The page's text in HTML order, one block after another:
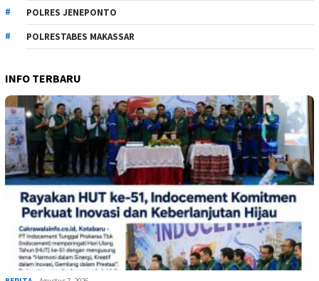
POLRES JENEPONTO
POLRESTABES MAKASSAR
INFO TERBARU